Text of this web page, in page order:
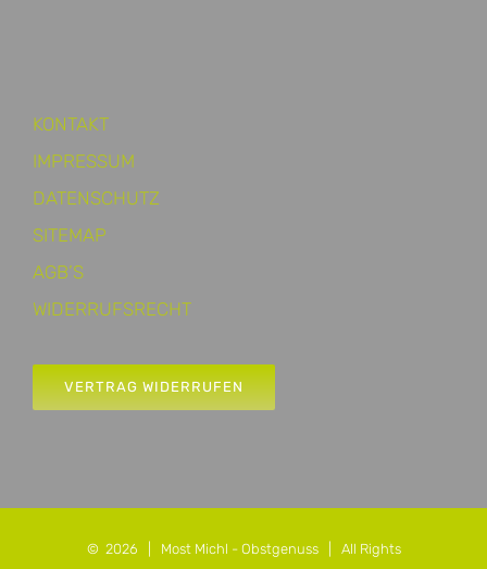
KONTAKT
IMPRESSUM
DATENSCHUTZ
SITEMAP
AGB’S
WIDERRUFSRECHT
VERTRAG WIDERRUFEN
© 2026 | Most Michl - Obstgenuss| All Rights